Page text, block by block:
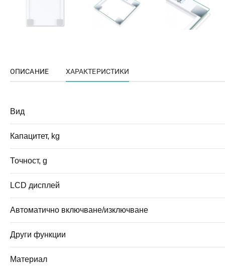
ОПИСАНИЕ ХАРАКТЕРИСТИКИ
Вид
Капацитет, kg
Точност, g
LCD дисплей
Автоматично включване/изключване
Други функции
Материал